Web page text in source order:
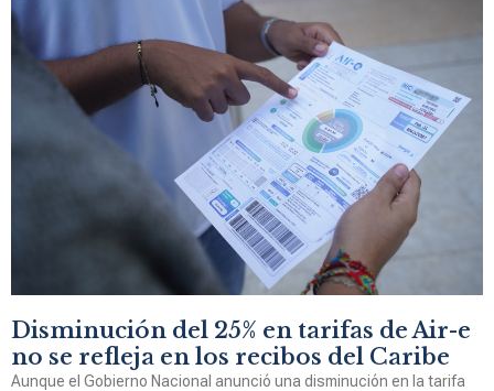
Disminución del 25% en tarifas de Air-e
no se refleja en los recibos del Caribe
Aunque el Gobierno Nacional anunció una disminución en la tarifa